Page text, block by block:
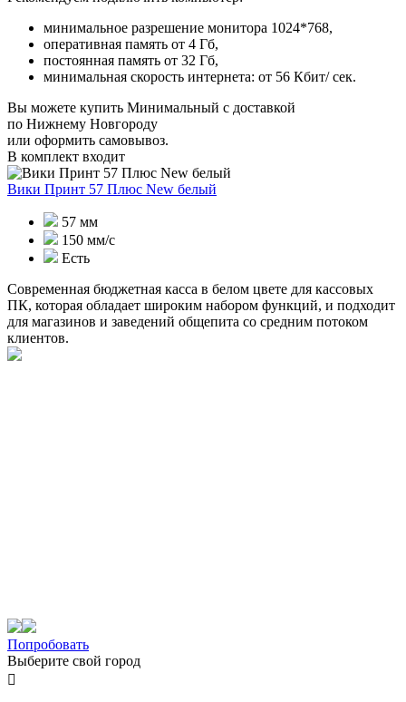
минимальное разрешение монитора 1024*768,
оперативная память от 4 Гб,
постоянная память от 32 Гб,
минимальная скорость интернета: от 56 Кбит/ сек.
Вы можете купить Минимальный с доставкой
по Нижнему Новгороду
или оформить самовывоз.
В комплект входит
Вики Принт 57 Плюс New белый
57 мм
150 мм/с
Есть
Современная бюджетная касса в белом цвете для кассовых
ПК, которая обладает широким набором функций, и подходит
для магазинов и заведений общепита со средним потоком
клиентов.
Попробовать
Выберите свой город
